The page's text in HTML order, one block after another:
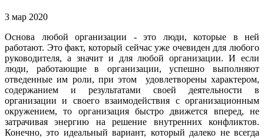
3 мар 2020
Основа любой организации - это люди, которые в ней
работают. Это факт, который сейчас уже очевиден для любого
руководителя, а значит и для любой организации. И если
люди, работающие в организации, успешно выполняют
отведенные им роли, при этом удовлетворены характером,
содержанием и результатами своей деятельности в
организации и своего взаимодействия с организационным
окружением, то организация быстро движется вперед, не
затрачивая энергию на решение внутренних конфликтов.
Конечно, это идеальный вариант, который далеко не всегда